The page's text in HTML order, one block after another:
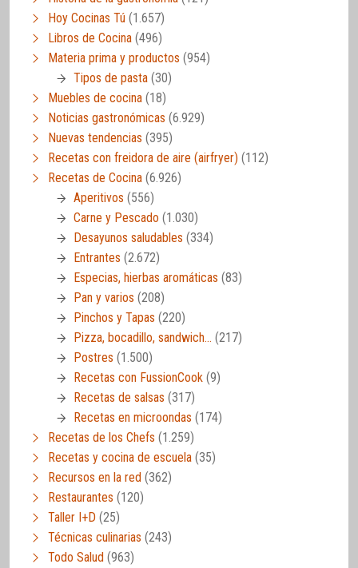
Hoy Cocinas Tú (1.657)
Libros de Cocina (496)
Materia prima y productos (954)
Tipos de pasta (30)
Muebles de cocina (18)
Noticias gastronómicas (6.929)
Nuevas tendencias (395)
Recetas con freidora de aire (airfryer) (112)
Recetas de Cocina (6.926)
Aperitivos (556)
Carne y Pescado (1.030)
Desayunos saludables (334)
Entrantes (2.672)
Especias, hierbas aromáticas (83)
Pan y varios (208)
Pinchos y Tapas (220)
Pizza, bocadillo, sandwich… (217)
Postres (1.500)
Recetas con FussionCook (9)
Recetas de salsas (317)
Recetas en microondas (174)
Recetas de los Chefs (1.259)
Recetas y cocina de escuela (35)
Recursos en la red (362)
Restaurantes (120)
Taller I+D (25)
Técnicas culinarias (243)
Todo Salud (963)